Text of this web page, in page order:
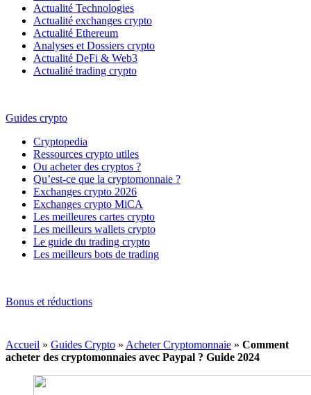
Actualité Technologies
Actualité exchanges crypto
Actualité Ethereum
Analyses et Dossiers crypto
Actualité DeFi & Web3
Actualité trading crypto
Guides crypto
Cryptopedia
Ressources crypto utiles
Ou acheter des cryptos ?
Qu’est-ce que la cryptomonnaie ?
Exchanges crypto 2026
Exchanges crypto MiCA
Les meilleures cartes crypto
Les meilleurs wallets crypto
Le guide du trading crypto
Les meilleurs bots de trading
Bonus et réductions
Accueil » Guides Crypto » Acheter Cryptomonnaie » Comment
acheter des cryptomonnaies avec Paypal ? Guide 2024